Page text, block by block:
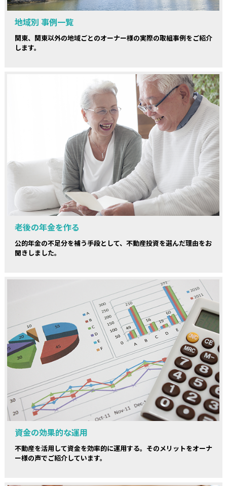
地域別 事例一覧
関東、関東以外の地域ごとのオーナー様の実際の取組事例をご紹介
します。
老後の年金を作る
公的年金の不足分を補う手段として、不動産投資を選んだ理由をお
聞きしました。
資金の効果的な運用
不動産を活用して資金を効率的に運用する。そのメリットをオーナ
ー様の声でご紹介しています。